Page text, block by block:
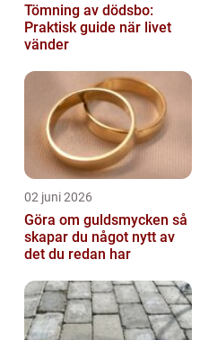
Tömning av dödsbo:
Praktisk guide när livet
vänder
02 juni 2026
Göra om guldsmycken så
skapar du något nytt av
det du redan har